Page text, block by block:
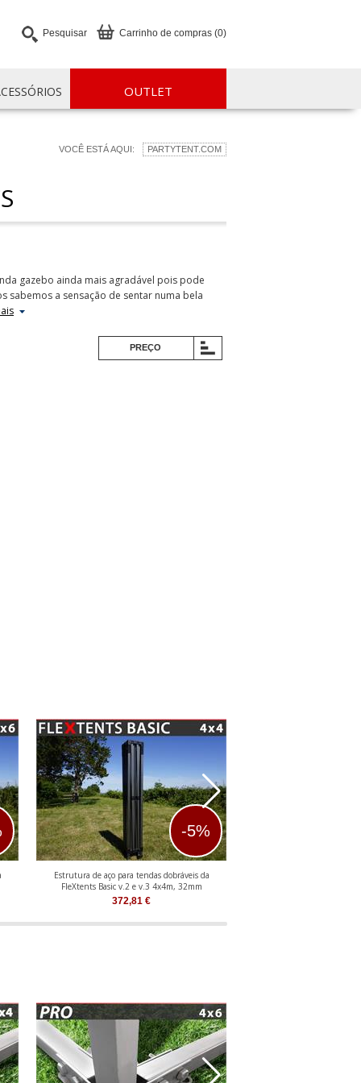
Carrinho de compras (0)
Pesquisar
OUTLET
VOCÊ ESTÁ AQUI: PARTYTENT.COM
gazebo ainda mais agradável pois pode
a sensação de sentar numa bela
PREÇO
-5%
Estrutura de aço para tendas dobráveis da
FleXtents Basic v.2 e v.3 4x4m, 32mm
372,81 €